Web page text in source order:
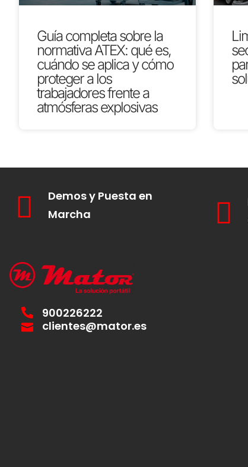
Guía completa sobre la
normativa ATEX: qué es,
cuándo se aplica y cómo
proteger a los
trabajadores frente a
atmósferas explosivas
Demos y Puesta en
Marcha
900226222
clientes@mator.es